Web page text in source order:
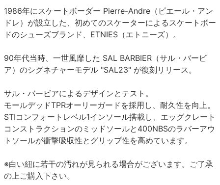
1986年にスケートボーダー Pierre-Andre（ピエール・アン
ドレ）が設立した、初めてのスケーターによるスケートボー
ドのシューズブランド、ETNIES（エトニーズ）。
90年代当時、一世風靡した SAL BARBIER（サル・バービ
ア）のシグネチャーモデル "SAL23" が復刻リリース。
サル・バービアによるデザインとテスト。
モールデッドTPRオーリーガードを採用し、耐久性を向上。
STIコンフォートレベル1インソール搭載し、エッグクレート
コンストラクションのミッドソールと400NBSのラバーアウ
トソールが衝撃吸収性とグリップ性を高めています。
※白い紐に若干の汚れが見られる場合がございます。ご了承
の上ご購入下さい。